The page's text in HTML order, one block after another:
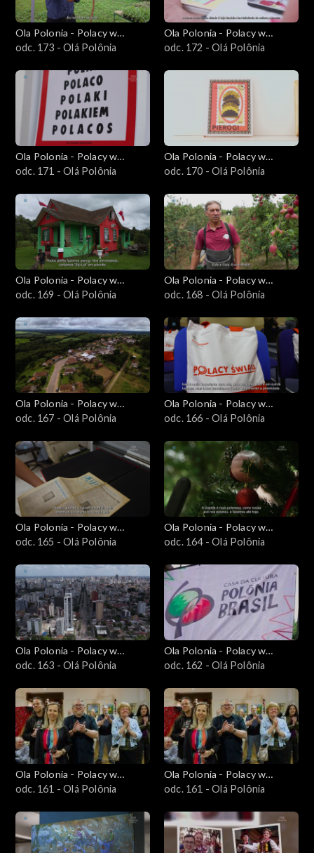
Ola Polonia - Polacy w
Brazylii i Ameryce
odc. 173 - Olá Polônia
Ola Polonia - Polacy w
Brazylii i Ameryce
odc. 172 - Olá Polônia
Ola Polonia - Polacy w
Brazylii i Ameryce
odc. 171 - Olá Polônia
Ola Polonia - Polacy w
Brazylii i Ameryce
odc. 170 - Olá Polônia
Ola Polonia - Polacy w
Brazylii i Ameryce
odc. 169 - Olá Polônia
Ola Polonia - Polacy w
Brazylii i Ameryce
odc. 168 - Olá Polônia
Ola Polonia - Polacy w
Brazylii i Ameryce
odc. 167 - Olá Polônia
Ola Polonia - Polacy w
Brazylii i Ameryce
odc. 166 - Olá Polônia
Ola Polonia - Polacy w
Brazylii i Ameryce
odc. 165 - Olá Polônia
Ola Polonia - Polacy w
Brazylii i Ameryce
odc. 164 - Olá Polônia
Ola Polonia - Polacy w
Brazylii i Ameryce
odc. 163 - Olá Polônia
Ola Polonia - Polacy w
Brazylii i Ameryce
odc. 162 - Olá Polônia
Ola Polonia - Polacy w
Brazylii i Ameryce
odc. 161 - Olá Polônia
Ola Polonia - Polacy w
Brazylii i Ameryce
odc. 161 - Olá Polônia